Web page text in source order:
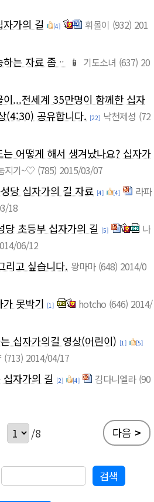
가의 길 [4] 휘몰이 (932) 201
하는 자료 좀ᆢ 📱 기도소녀 (637) 20
이...전세계 35만명이 함께한 십자
(4:30) 공유합니다. [22] 낙천제성 (72
어떻게 해서 생겨났나요? 십자가
지기~♡ (785) 2015/03/07
당 십자가의 길 자료 [4] [4]
라파
18
초등부 십자가의 길 [5]
나
06/12
리고 싶습니다. 왕마마 (648) 2014/0
못박기 [1] hotcho (646) 2014/
십자가의길 영상(어린이) [1] [5]
(713) 2014/04/17
자가의 길 [2] [4] 김다니엘라 (90
/8 다음 >